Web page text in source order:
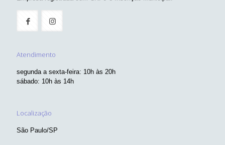
Atendimento
segunda a sexta-feira: 10h às 20h
sábado: 10h às 14h
Localização
São Paulo/SP